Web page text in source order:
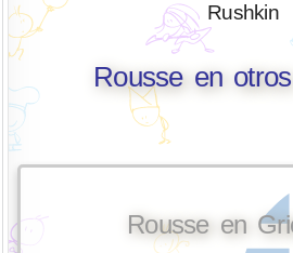
Rushkin
Rousse en
Rousse en